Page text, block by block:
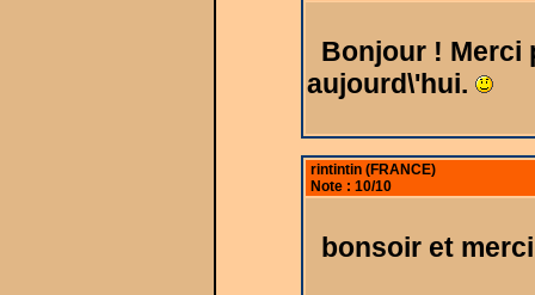
Bonjour ! Merci
aujourd\'hui.
rintintin (FRANCE)
Note : 10/10
bonsoir et